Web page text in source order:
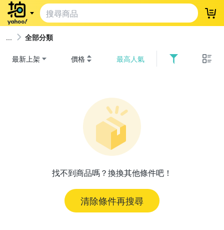
登
全部分類
最新上架 價格 最高人氣
找不到商品嗎？換換其他條件吧！
清除條件再搜尋